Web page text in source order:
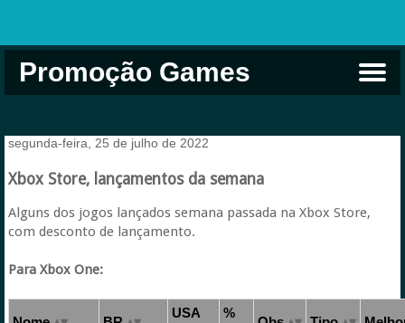
Promoção Games
segunda-feira, 25 de julho de 2022
Xbox Store, lançamentos da semana
Alguns dos jogos lançados semana passada na Xbox Store,
com desconto de lançamento.
Para Xbox One:
USA %